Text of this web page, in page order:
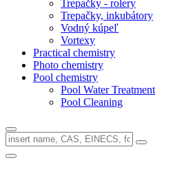
Trepačky - rolery
Trepačky, inkubátory
Vodný kúpeľ
Vortexy
Practical chemistry
Photo chemistry
Pool chemistry
Pool Water Treatment
Pool Cleaning